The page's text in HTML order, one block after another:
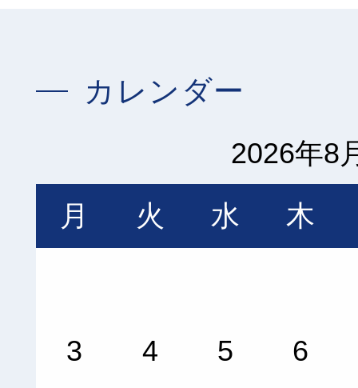
カレンダー
2026年8
月
火 水 木
3 4 5 6